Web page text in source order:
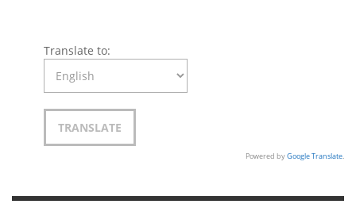
Translate to:
Powered byGoogle Translate.